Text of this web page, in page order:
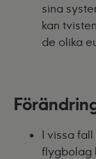
sina
kan
de olika
I vissa
flygbolag